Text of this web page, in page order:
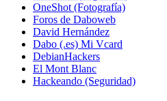
OneShot (Fotografía)
Foros de Daboweb
David Hernández
Dabo (.es) Mi Vcard
DebianHackers
El Mont Blanc
Hackeando (Seguridad)